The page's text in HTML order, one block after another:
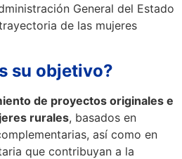
General del Estado
de las mujeres
su objetivo?
de proyectos originales e
rurales, basados en
así como en
que contribuyan a la